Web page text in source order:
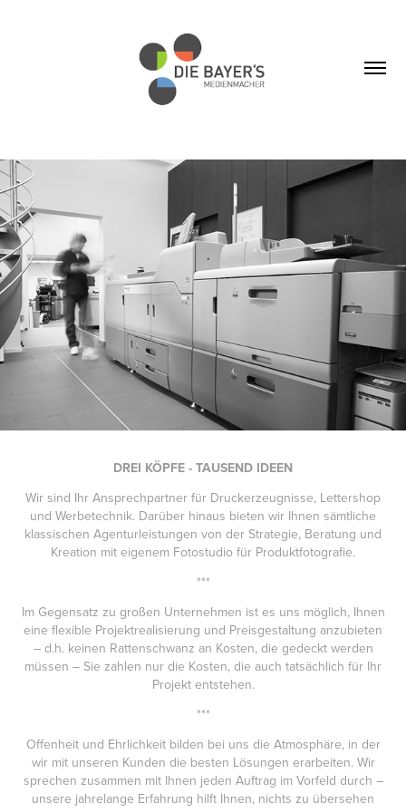
DREI KÖPFE - TAUSEND IDEEN
Wir sind Ihr Ansprechpartner für Druckerzeugnisse, Lettershop
und Werbetechnik. Darüber hinaus bieten wir Ihnen sämtliche
klassischen Agenturleistungen von der Strategie, Beratung und
Kreation mit eigenem Fotostudio für Produktfotografie.
***
Im Gegensatz zu großen Unternehmen ist es uns möglich, Ihnen
eine flexible Projektrealisierung und Preisgestaltung anzubieten
– d.h. keinen Rattenschwanz an Kosten, die gedeckt werden
müssen – Sie zahlen nur die Kosten, die auch tatsächlich für Ihr
Projekt entstehen.
***
Offenheit und Ehrlichkeit bilden bei uns die Atmosphäre, in der
wir mit unseren Kunden die besten Lösungen erarbeiten. Wir
sprechen zusammen mit Ihnen jeden Auftrag im Vorfeld durch –
unsere jahrelange Erfahrung hilft Ihnen, nichts zu übersehen